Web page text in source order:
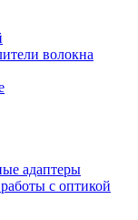
волокна
адаптеры
с оптикой